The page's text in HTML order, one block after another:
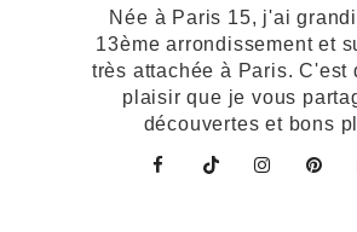
Née à Paris 15, j'ai
13ème arrondissement et
très attachée à Paris. C'est
plaisir que je vous
découvertes et bons